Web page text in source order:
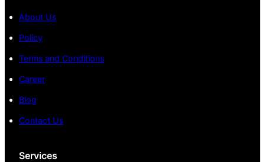
About Us
Policy
Terms and Conditions
Career
Blog
Contact Us
Services